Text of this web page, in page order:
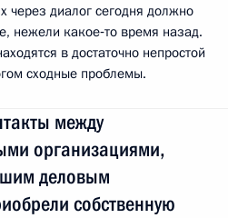
через диалог сегодня должно
нежели какое‑то время назад.
в достаточно непростой
сходные проблемы.
между
организациями,
деловым
собственную